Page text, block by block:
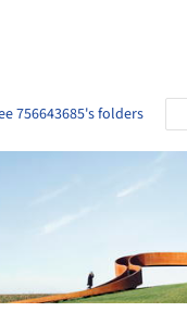
756643685's folders